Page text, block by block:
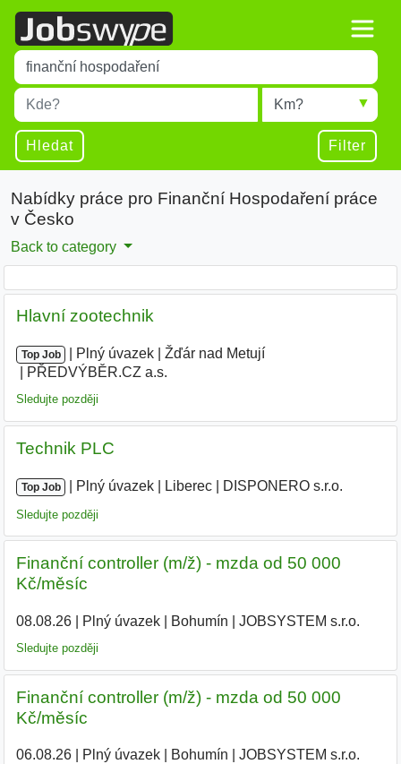
Title
Type 1 or more characters for results.
Místo
Type 1 or more characters for results.
Radius
Hledat Filter
Nabídky práce pro Finanční Hospodaření práce
v Česko
Back to category
Hlavní zootechnik
Top Job Plný úvazek Žďár nad Metují
PŘEDVÝBĚR.CZ a.s.
Sledujte později
Technik PLC
Top Job Plný úvazek Liberec DISPONERO s.r.o.
Sledujte později
Finanční controller (m/ž) - mzda od 50 000
Kč/měsíc
08.08.26| Plný úvazek| Bohumín JOBSYSTEM s.r.o.
Sledujte později
Finanční controller (m/ž) - mzda od 50 000
Kč/měsíc
06.08.26| Plný úvazek| Bohumín JOBSYSTEM s.r.o.